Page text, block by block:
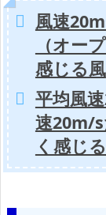
風速
（オー
感じる風
平均風
速20m/
く感じる